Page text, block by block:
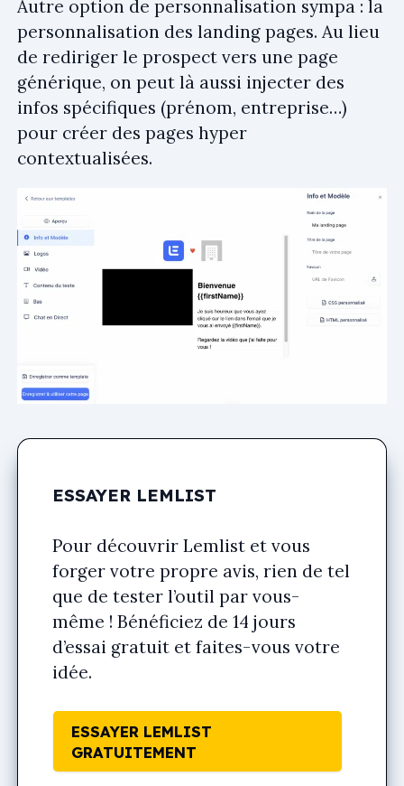
Autre option de personnalisation sympa : la
personnalisation des landing pages. Au lieu
de rediriger le prospect vers une page
générique, on peut là aussi injecter des
infos spécifiques (prénom, entreprise…)
pour créer des pages hyper
contextualisées.
ESSAYER LEMLIST
Pour découvrir Lemlist et vous
forger votre propre avis, rien de tel
que de tester l’outil par vous-
même ! Bénéficiez de 14 jours
d’essai gratuit et faites-vous votre
idée.
ESSAYER LEMLIST
GRATUITEMENT